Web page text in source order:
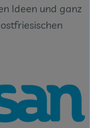
Ideen und ganz